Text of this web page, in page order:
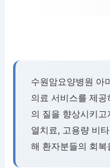
수원암요양병원 아
의료 서비스를 제
의 질을 향상시키
열치료, 고용량 비
해 환자분들의 회복